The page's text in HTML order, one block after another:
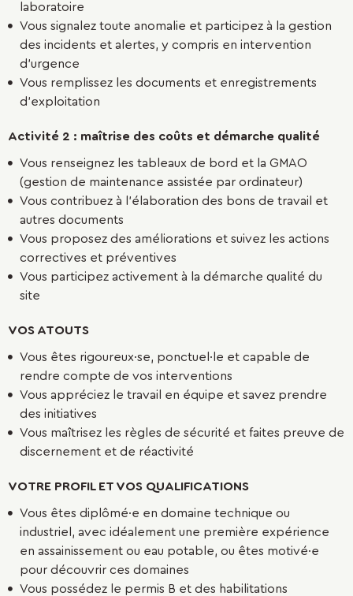
laboratoire
Vous signalez toute anomalie et participez à la gestion
des incidents et alertes, y compris en intervention
d’urgence
Vous remplissez les documents et enregistrements
d’exploitation
Activité 2 : maîtrise des coûts et démarche qualité
Vous renseignez les tableaux de bord et la GMAO
(gestion de maintenance assistée par ordinateur)
Vous contribuez à l’élaboration des bons de travail et
autres documents
Vous proposez des améliorations et suivez les actions
correctives et préventives
Vous participez activement à la démarche qualité du
site
VOS ATOUTS
Vous êtes rigoureux·se, ponctuel·le et capable de
rendre compte de vos interventions
Vous appréciez le travail en équipe et savez prendre
des initiatives
Vous maîtrisez les règles de sécurité et faites preuve de
discernement et de réactivité
VOTRE PROFIL ET VOS QUALIFICATIONS
Vous êtes diplômé·e en domaine technique ou
industriel, avec idéalement une première expérience
en assainissement ou eau potable, ou êtes motivé·e
pour découvrir ces domaines
Vous possédez le permis B et des habilitations